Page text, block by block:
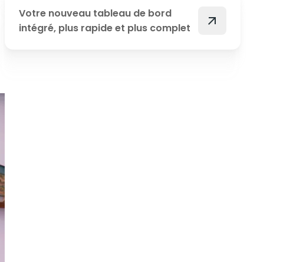
Votre nouveau tableau de bord
intégré, plus rapide et plus complet
arrow_outward